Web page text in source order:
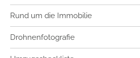
Rund um die Immobilie
Drohnenfotografie